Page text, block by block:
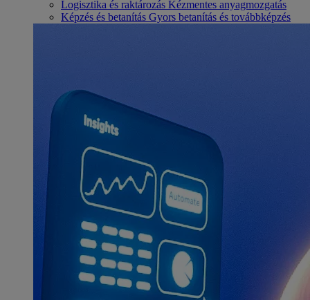
Logisztika és raktározás Kézmentes anyagmozgatás
Képzés és betanítás Gyors betanítás és továbbképzés